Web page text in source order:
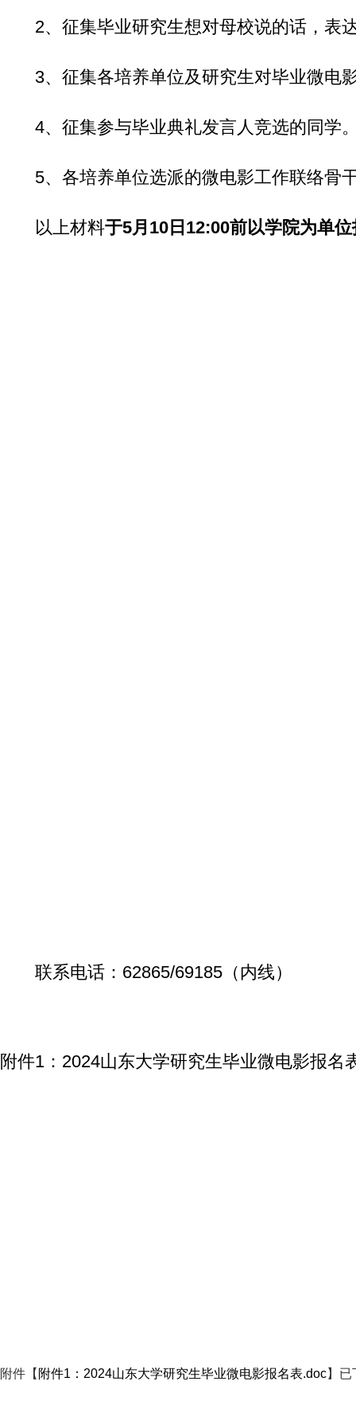
2、征集毕业研究生想对母校说的话，表
3、征集各培养单位及研究生对毕业微电
4、征集参与毕业典礼发言人竞选的同学
5、各培养单位选派的微电影工作联络骨
以上材料于5月10日12:00前以学院为单
联系电话：62865/69185（内线）
附件1：2024山东大学研究生毕业微电影报名
附件【 附件1：2024山东大学研究生毕业微电影报名表.doc】已